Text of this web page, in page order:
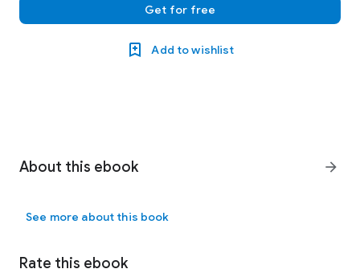
Get for free
Add to wishlist
About this ebook arrow_forward
See more about this book
Rate this ebook